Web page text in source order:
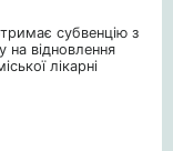
субвенцію з
відновлення
лікарні